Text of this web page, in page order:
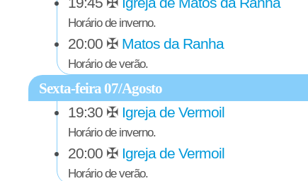
Horário de inverno.
20:00 ✠ Matos da Ranha
Horário de verão.
Sexta-feira 07/Agosto
19:30 ✠ Igreja de Vermoil
Horário de inverno.
20:00 ✠ Igreja de Vermoil
Horário de verão.